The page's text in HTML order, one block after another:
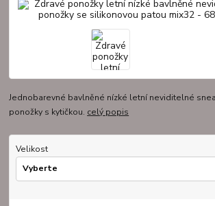
Jednobarevné bavlněné nízké letní neviditelné
ponožky s kytičkou. celý popis
Velikost